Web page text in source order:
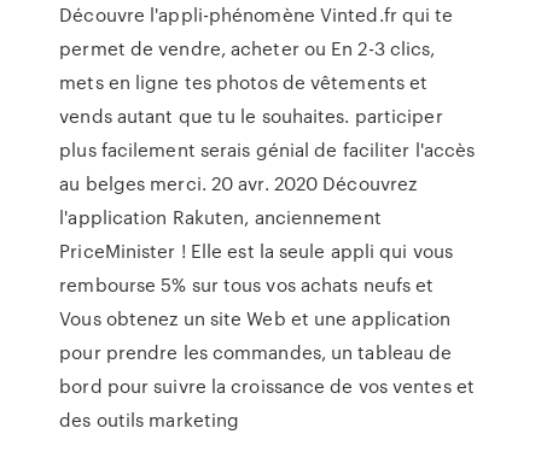
Découvre l'appli-phénomène Vinted.fr qui te
permet de vendre, acheter ou En 2-3 clics,
mets en ligne tes photos de vêtements et
vends autant que tu le souhaites. participer
plus facilement serais génial de faciliter l'accès
au belges merci. 20 avr. 2020 Découvrez
l'application Rakuten, anciennement
PriceMinister ! Elle est la seule appli qui vous
rembourse 5% sur tous vos achats neufs et
Vous obtenez un site Web et une application
pour prendre les commandes, un tableau de
bord pour suivre la croissance de vos ventes et
des outils marketing